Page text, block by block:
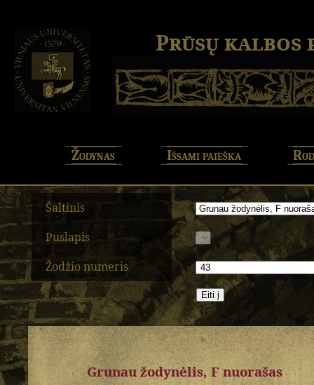
Prūsų kalbos
Žodynas Išsami paieška
Šaltinis
Puslapis
Žodžio numeris
Grunau žodynėlis, F nuorašas